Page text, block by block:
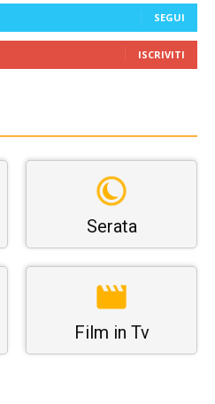
SEGUI
ISCRIVITI
Serata
Film in Tv